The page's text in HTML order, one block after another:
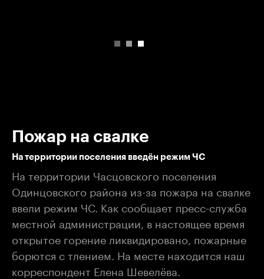
Пожар на свалке
На территории поселения введён режим ЧС
На территории Часцовского поселения
Одинцовского района из-за пожара на свалке
ввели режим ЧС. Как сообщает пресс-служба
местной администрации, в настоящее время
открытое горение ликвидировано, пожарные
борются с тлением. На месте находится наш
корреспондент Елена Шевелёва.